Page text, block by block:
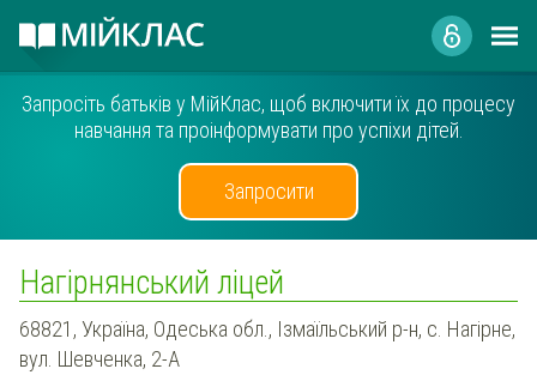
Запросіть батьків у МійКлас, щоб включити їх до процесу
навчання та проінформувати про успіхи дітей.
Запросити
Нагірнянський ліцей
68821, Україна, Одеська обл., Ізмаїльський р-н, с. Нагірне,
вул. Шевченка, 2-А